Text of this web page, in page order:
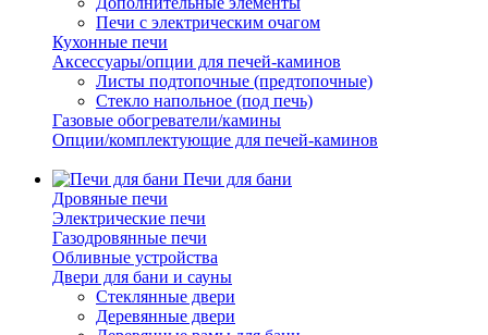
Печи с электрическим очагом
Кухонные печи
Аксессуары/опции для печей-каминов
Листы подтопочные (предтопочные)
Стекло напольное (под печь)
Газовые обогреватели/камины
Опции/комплектующие для печей-каминов
Печи для бани
Дровяные печи
Электрические печи
Газодровянные печи
Обливные устройства
Двери для бани и сауны
Стеклянные двери
Деревянные двери